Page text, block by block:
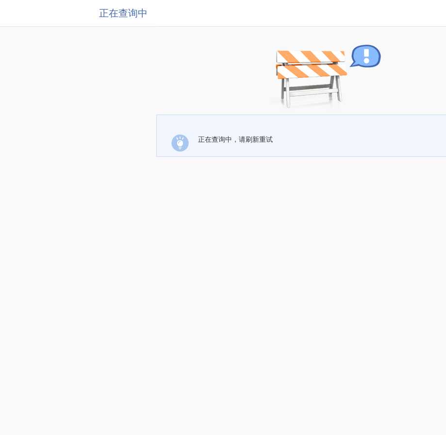
正在查询中
正在查询中，请刷新重试